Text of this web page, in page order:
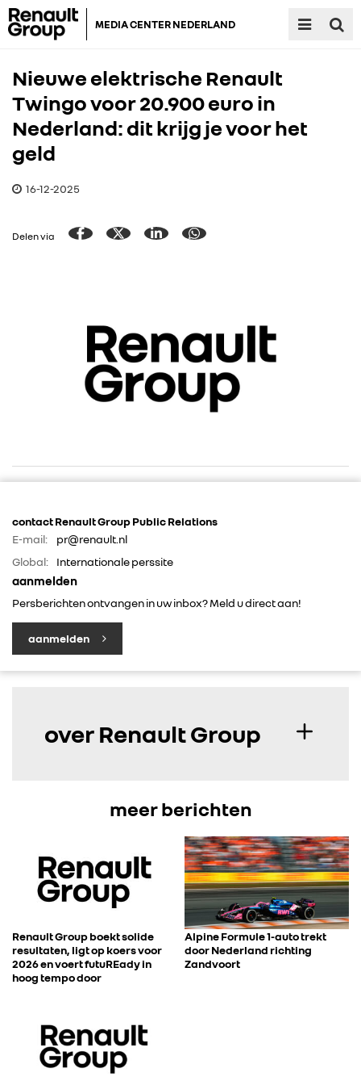
MEDIA CENTER NEDERLAND
RENAULT GROUP
RENAULT
DACIA
ALLIANCE
CONTACT
Nieuwe elektrische Renault
Twingo voor 20.900 euro in
Nederland: dit krijg je voor het
geld
16-12-2025
Delen via
contact Renault Group Public Relations
E-mail:
pr@renault.nl
Global:
Internationale perssite
aanmelden
Persberichten ontvangen in uw inbox? Meld u direct aan!
aanmelden
over Renault Group
meer berichten
Renault Group boekt solide
resultaten, ligt op koers voor
2026 en voert futuREady in
hoog tempo door
Alpine Formule 1-auto trekt
door Nederland richting
Zandvoort